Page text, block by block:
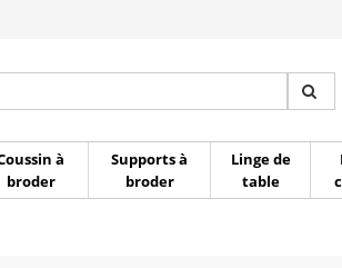
à
broder
Supports à
broder
Linge de
table